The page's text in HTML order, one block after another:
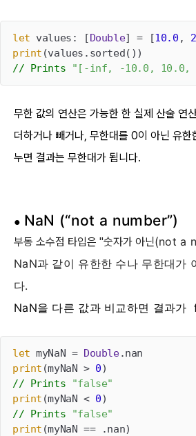
let values: [Double] = [10.0 ,
print
// Prints
"[-inf, -10.0, 10.0,
무한 값의 연산은 가능한 한 실제 산술 연
더하거나 빼거나, 무한대를 0이 아닌 유한
누면 결과는 무한대가 됩니다.
● NaN (“not a number”)
부동 소수점 타입은 "숫자가 아닌(not a
NaN과 같이 유한한 수나 무한대가
다.
NaN을 다른 값과 비교하면 결과가
let myNaN = Double
print (myNaN > 0
// Prints
"false"
print (myNaN < 0
// Prints
"false"
print